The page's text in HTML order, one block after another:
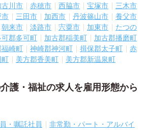
古川市 赤穂市 西脇市 宝塚市
三木市
市 三田市 加西市 丹波篠山市
養父市
朝来市 淡路市 宍粟市 加東市
たつの
可郡多可町 加古郡稲美町
加古郡播磨町
崎町 神崎郡神河町 揖保郡太子町
赤
町 美方郡香美町 美方郡新温泉町
護・福祉の求人を雇用形態から
・嘱託社員
非常勤・パート・アルバイ